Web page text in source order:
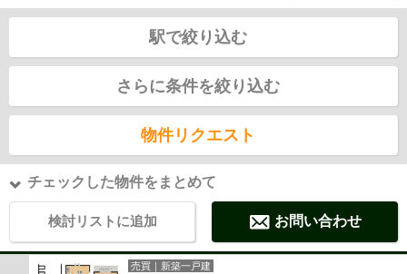
駅で絞り込む
さらに条件を絞り込む
物件リクエスト
チェックした物件をまとめて
検討リストに追加 お問い合わせ
売買｜新築一戸建